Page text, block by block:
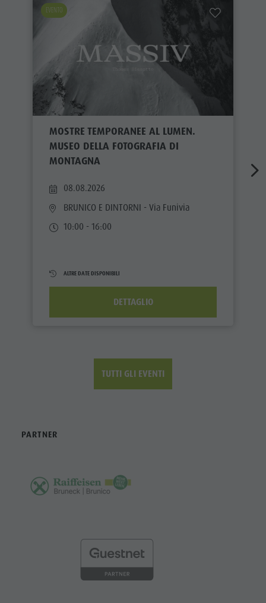
EVENTO
MOSTRE TEMPORANEE AL LUMEN.
MUSEO DELLA FOTOGRAFIA DI
MONTAGNA
08.08.2026
BRUNICO E DINTORNI - Via Funivia
10:00 - 16:00
ALTRE DATE DISPONIBILI
DETTAGLIO
TUTTI GLI EVENTI
PARTNER